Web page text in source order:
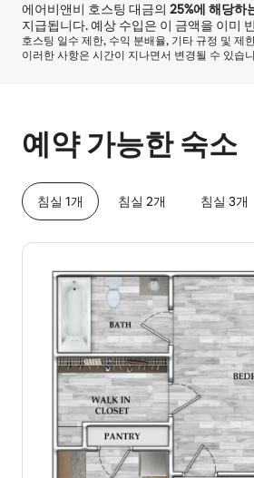
에어비앤비 호스팅 대금의 25%에 해당하
지급됩니다. 예상 수입은 이 금액을 이미
호스팅 일수 제한, 수익 분배율, 기타 규정 및 제
이러한 사항은 시간이 지나면서 변경될 수 있습
예약 가능한 숙소
침실 1개 침실 2개 침실 3개